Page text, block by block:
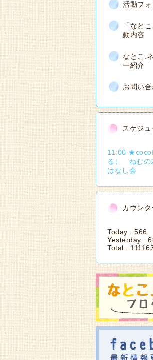
活動フォ
「なと
動内容
なとこ.
ー紹介
お問い
スケジュ
11:00
る） ねむの
はなし会
カウンタ
Today : 566
Yesterday :
Total :